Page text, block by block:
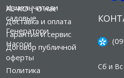
Измельчители
садовые
Генератори
Насоси
AL-KO | О нас
Доставка и оплата
Гарантия и сервис
Договор публичной
оферты
Политика
Сб и